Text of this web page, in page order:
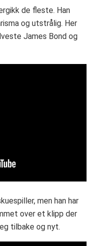
de fleste. Han
og utstrålig. Her
James Bond og
men han har
over et klipp der
tilbake og nyt.